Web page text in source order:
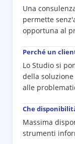
Una
permette
opportuna al
Perché un
Lo Studio si
della
alle
Che
Massima
strumenti